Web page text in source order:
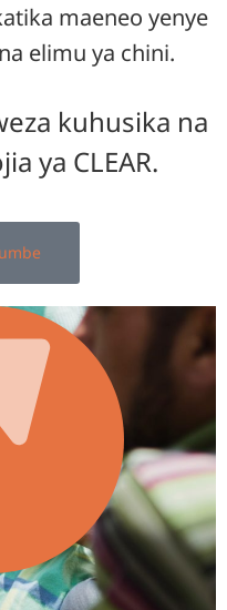
maeneo yenye
elimu ya chini.
kuhusika na
ya CLEAR.